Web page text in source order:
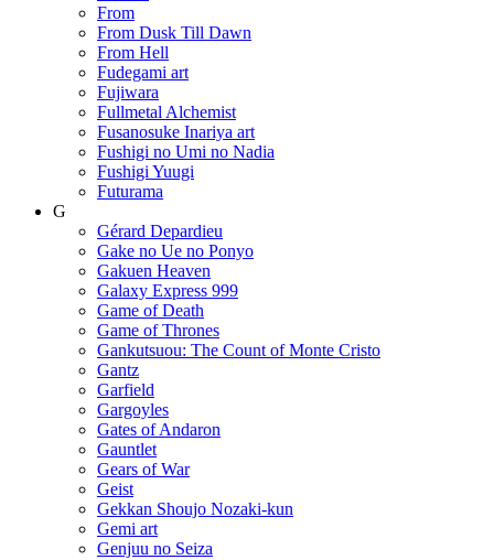
From
From Dusk Till Dawn
From Hell
Fudegami art
Fujiwara
Fullmetal Alchemist
Fusanosuke Inariya art
Fushigi no Umi no Nadia
Fushigi Yuugi
Futurama
G
Gérard Depardieu
Gake no Ue no Ponyo
Gakuen Heaven
Galaxy Express 999
Game of Death
Game of Thrones
Gankutsuou: The Count of Monte Cristo
Gantz
Garfield
Gargoyles
Gates of Andaron
Gauntlet
Gears of War
Geist
Gekkan Shoujo Nozaki-kun
Gemi art
Genjuu no Seiza